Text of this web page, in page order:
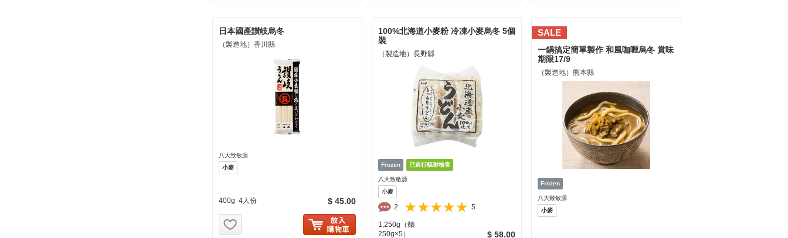
日本國產讃岐烏冬
（製造地）香川縣
八大致敏源
小麥
400g 4人份 $ 45.00
100%北海道小麥粉 冷凍小麥烏冬 5個
裝
（製造地）長野縣
八大致敏源
小麥
2 5
1,250g（麵
250g×5）
$ 58.00
SALE
一鍋搞定簡單製作 和風咖喱烏冬 賞味
期限17/9
（製造地）熊本縣
八大致敏源
小麥